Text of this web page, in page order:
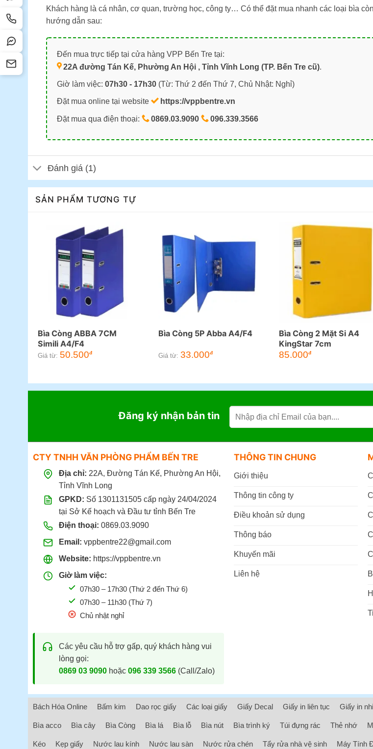
Khách hàng là cá nhân, cơ quan, trường học, công ty… Có thể đặt mua nhanh các loại bìa
hướng dẫn sau:
Đến mua trực tiếp tại cửa hàng VPP Bến Tre tại:
22A đường Tán Kế, Phường An Hội , Tỉnh Vĩnh Long (TP. Bến Tre cũ).
Giờ làm việc: 07h30 - 17h30(Từ: Thứ 2 đến Thứ 7, Chủ Nhật: Nghỉ)
Đặt mua online tại website https://vppbentre.vn
Đặt mua qua điện thoại: 0869.03.9090 096.339.3566
Đánh giá (1)
SẢN PHẨM TƯƠNG TỰ
Bìa Còng ABBA 7CM
Simili A4/F4
Giá từ: 50.500đ
Bìa Còng 5P Abba A4/F4
Giá từ: 33.000đ
Bìa Còng 2 Mặt Si A4
KingStar 7cm
85.000đ
Đăng ký nhận bản tin
CTY TNHH VĂN PHÒNG PHẨM BẾN TRE
Địa chỉ: 22A, Đường Tán Kế, Phường An Hội,
Tỉnh Vĩnh Long
GPKD: Số 1301131505 cấp ngày 24/04/2024
tại Sở Kế hoạch và Đầu tư tỉnh Bến Tre
Điện thoại: 0869.03.9090
Email: vppbentre22@gmail.com
Website: https://vppbentre.vn
Giờ làm việc:
07h30 – 17h30 (Thứ 2 đến Thứ 6)
07h30 – 11h30 (Thứ 7)
Chủ nhật nghỉ
Các yêu cầu hỗ trợ gấp, quý khách hàng vui
lòng gọi:
0869 03 9090hoặc 096 339 3566(Call/Zalo)
THÔNG TIN CHUNG
Giới thiệu
Thông tin công ty
Điều khoản sử dụng
Thông báo
Khuyến mãi
Liên hệ
Bách Hóa Online Bấm kim Dao rọc giấy Các loại giấy Giấy Decal Giấy in liên tục Giấy in
Bìa acco Bìa cây Bìa Còng Bìa lá Bìa lỗ Bìa nút Bìa trình ký Túi đựng rác Thẻ nhớ
Kéo Kẹp giấy Nước lau kính Nước lau sàn Nước rửa chén Tẩy rửa nhà vệ sinh Máy Tính